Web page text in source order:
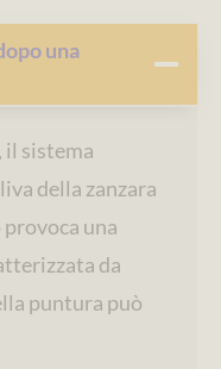
una
il sistema
della zanzara
una
da
puntura può